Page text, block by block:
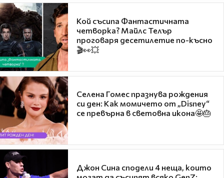
Кой съсипа Фантастичната
четворка? Майлс Телър
проговаря десетилетие по-късно
🎬👀💥
Селена Гомес празнува рождения
си ден: Как момичето от „Disney“
се превърна в световна икона🤩🎂
Джон Сина сподели 4 неща, които